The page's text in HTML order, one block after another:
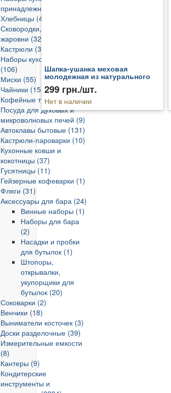
принадлежностей (31)
Хлебницы (4)
Сковородки, сотейники,
жаровни (326)
Кастрюли (358)
Наборы кухонной посуды
(106)
Миски (55)
Чайники (150)
Кофейные турки (94)
Посуда для духовых и
микроволновых печей (9)
Автоклавы бытовые (131)
Кастрюли-пароварки (10)
Кухонные ковши и
кокотницы (37)
Гусятницы (11)
Гейзерные кофеварки (1)
Фляги (31)
Аксессуары для бара (24)
Винные наборы (1)
Наборы для бара
(2)
Насадки и пробки
для бутылок (1)
Штопоры,
открывалки,
укупорщики для
бутылок (20)
Соковарки (2)
Венчики (18)
Выниматели косточек (3)
Доски разделочные (39)
Измерительные емкости
(8)
Кантеры (9)
Кондитерские
инструменты и
Шапка-ушанка меховая
молодежная из натурального
меха
299 грн./шт.
Нет в наличии